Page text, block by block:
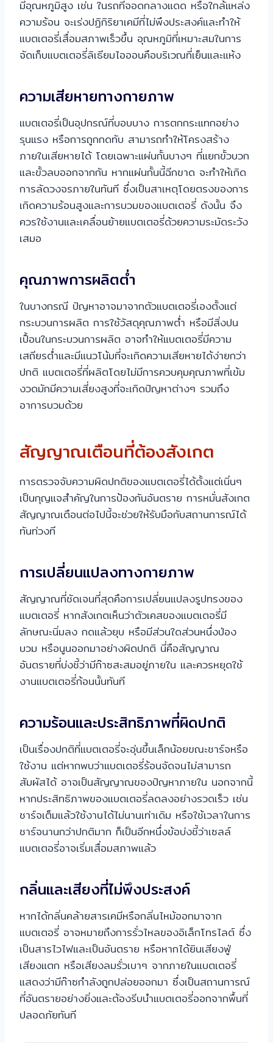
มีอุณหภูมิสูง เช่น ในรถที่จอดกลางแดด หรือใกล้แหล่ง
ความร้อน จะเร่งปฏิกิริยาเคมีที่ไม่พึงประสงค์และทำให้
แบตเตอรี่เสื่อมสภาพเร็วขึ้น อุณหภูมิที่เหมาะสมในการ
จัดเก็บแบตเตอรี่ลิเธียมไอออนคือบริเวณที่เย็นและแห้ง
ความเสียหายทางกายภาพ
แบตเตอรี่เป็นอุปกรณ์ที่บอบบาง การตกกระแทกอย่าง
รุนแรง หรือการถูกกดทับ สามารถทำให้โครงสร้าง
ภายในเสียหายได้ โดยเฉพาะแผ่นกั้นบางๆ ที่แยกขั้วบวก
และขั้วลบออกจากกัน หากแผ่นกั้นนี้ฉีกขาด จะทำให้เกิด
การลัดวงจรภายในทันที ซึ่งเป็นสาเหตุโดยตรงของการ
เกิดความร้อนสูงและการบวมของแบตเตอรี่ ดังนั้น จึง
ควรใช้งานและเคลื่อนย้ายแบตเตอรี่ด้วยความระมัดระวัง
เสมอ
คุณภาพการผลิตต่ำ
ในบางกรณี ปัญหาอาจมาจากตัวแบตเตอรี่เองตั้งแต่
กระบวนการผลิต การใช้วัสดุคุณภาพต่ำ หรือมีสิ่งปน
เปื้อนในกระบวนการผลิต อาจทำให้แบตเตอรี่มีความ
เสถียรต่ำและมีแนวโน้มที่จะเกิดความเสียหายได้ง่ายกว่า
ปกติ แบตเตอรี่ที่ผลิตโดยไม่มีการควบคุมคุณภาพที่เข้ม
งวดมักมีความเสี่ยงสูงที่จะเกิดปัญหาต่างๆ รวมถึง
อาการบวมด้วย
สัญญาณเตือนที่ต้องสังเกต
การตรวจจับความผิดปกติของแบตเตอรี่ได้ตั้งแต่เนิ่นๆ
เป็นกุญแจสำคัญในการป้องกันอันตราย การหมั่นสังเกต
สัญญาณเตือนต่อไปนี้จะช่วยให้รับมือกับสถานการณ์ได้
ทันท่วงที
การเปลี่ยนแปลงทางกายภาพ
สัญญาณที่ชัดเจนที่สุดคือการเปลี่ยนแปลงรูปทรงของ
แบตเตอรี่ หากสังเกตเห็นว่าตัวเคสของแบตเตอรี่มี
ลักษณะนิ่มลง กดแล้วยุบ หรือมีส่วนใดส่วนหนึ่งป่อง
บวม หรือนูนออกมาอย่างผิดปกติ นี่คือสัญญาณ
อันตรายที่บ่งชี้ว่ามีก๊าซสะสมอยู่ภายใน และควรหยุดใช้
งานแบตเตอรี่ก้อนนั้นทันที
ความร้อนและประสิทธิภาพที่ผิดปกติ
เป็นเรื่องปกติที่แบตเตอรี่จะอุ่นขึ้นเล็กน้อยขณะชาร์จหรือ
ใช้งาน แต่หากพบว่าแบตเตอรี่ร้อนจัดจนไม่สามารถ
สัมผัสได้ อาจเป็นสัญญาณของปัญหาภายใน นอกจากนี้
หากประสิทธิภาพของแบตเตอรี่ลดลงอย่างรวดเร็ว เช่น
ชาร์จเต็มแล้วใช้งานได้ไม่นานเท่าเดิม หรือใช้เวลาในการ
ชาร์จนานกว่าปกติมาก ก็เป็นอีกหนึ่งข้อบ่งชี้ว่าเซลล์
แบตเตอรี่อาจเริ่มเสื่อมสภาพแล้ว
กลิ่นและเสียงที่ไม่พึงประสงค์
หากได้กลิ่นคล้ายสารเคมีหรือกลิ่นไหม้ออกมาจาก
แบตเตอรี่ อาจหมายถึงการรั่วไหลของอิเล็กโทรไลต์ ซึ่ง
เป็นสารไวไฟและเป็นอันตราย หรือหากได้ยินเสียงฟู่
เสียงแตก หรือเสียงลมรั่วเบาๆ จากภายในแบตเตอรี่
แสดงว่ามีก๊าซกำลังถูกปล่อยออกมา ซึ่งเป็นสถานการณ์
ที่อันตรายอย่างยิ่งและต้องรีบนำแบตเตอรี่ออกจากพื้นที่
ปลอดภัยทันที